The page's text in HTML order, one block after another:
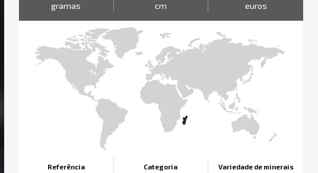
gramas cm euros
Referência Categoria Variedade de minerais